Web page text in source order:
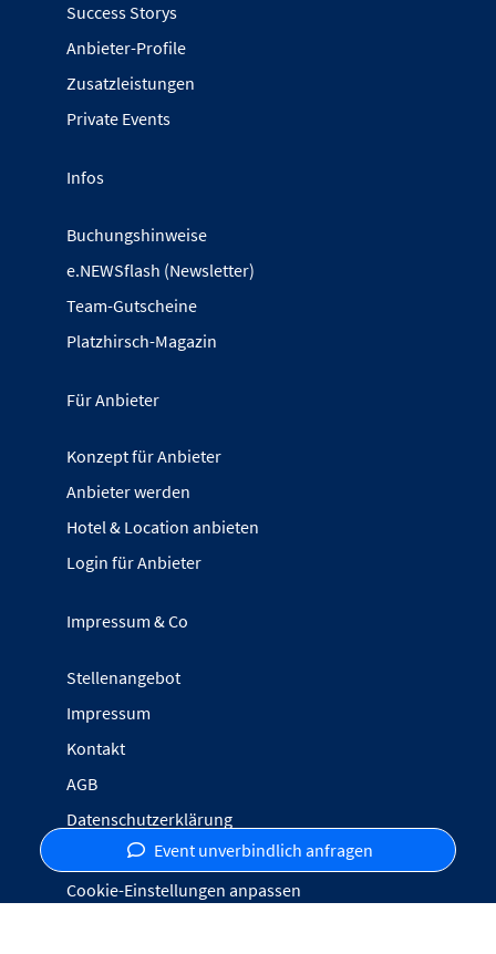
Event unverbindlich anfragen
Success Storys
Anbieter-Profile
Zusatzleistungen
Private Events
Infos
Buchungshinweise
e.NEWSflash (Newsletter)
Team-Gutscheine
Platzhirsch-Magazin
Für Anbieter
Konzept für Anbieter
Anbieter werden
Hotel & Location anbieten
Login für Anbieter
Impressum & Co
Stellenangebot
Impressum
Kontakt
AGB
Datenschutzerklärung
Inhalte melden
Cookie-Einstellungen anpassen